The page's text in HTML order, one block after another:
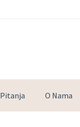
Pitanja O Nama